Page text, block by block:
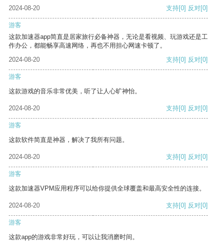
2024-08-20 支持[0] 反对[0]
游客
这款加速器app简直是居家旅行必备神器，无论是看视频、玩游戏还是工
作办公，都能畅享高速网络，再也不用担心网速卡顿了。
2024-08-20
支持[0] 反对[0]
游客
这款游戏的音乐非常优美，听了让人心旷神怡。
2024-08-20 支持[0] 反对[0]
游客
这款软件简直是神器，解决了我所有问题。
2024-08-20 支持[0] 反对[0]
游客
这款加速器VPM应用程序可以给你提供全球覆盖和最高安全性的连接。
2024-08-20 支持[0] 反对[0]
游客
这款app的游戏非常好玩，可以让我消磨时间。